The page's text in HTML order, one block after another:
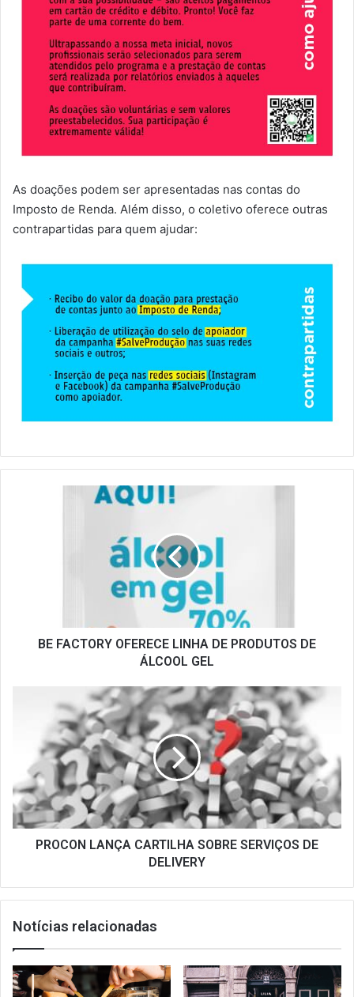
As doações podem ser apresentadas nas contas do
Imposto de Renda. Além disso, o coletivo oferece outras
contrapartidas para quem ajudar:
BE FACTORY OFERECE LINHA DE PRODUTOS DE
ÁLCOOL GEL
CARTILHA
SOBRE
SERVIÇOS
DELIVERY
PROCON LANÇA CARTILHA SOBRE SERVIÇOS DE
DELIVERY
Notícias relacionadas